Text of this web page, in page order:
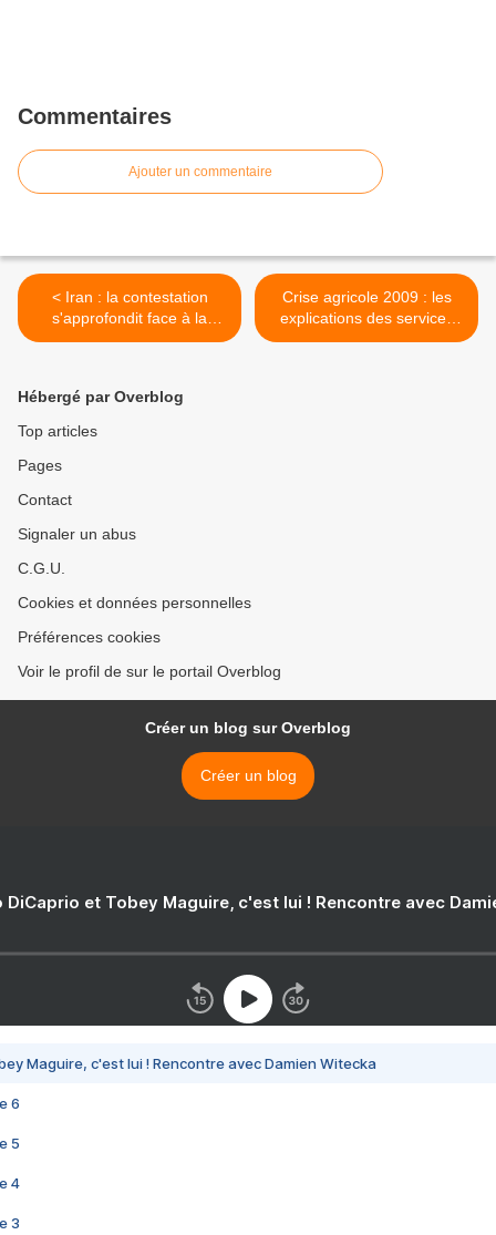
Commentaires
Ajouter un commentaire
< Iran : la contestation
s'approfondit face à la
radicalisation du pouvoir
Crise agricole 2009 : les
explications des services
économiques APCA >
Hébergé par Overblog
Top articles
Pages
Contact
Signaler un abus
C.G.U.
Cookies et données personnelles
Préférences cookies
Voir le profil de sur le portail Overblog
Créer un blog sur Overblog
Créer un blog
DiCaprio et Tobey Maguire, c'est lui ! Rencontre avec
Maguire, c'est lui ! Rencontre avec Damien Witecka
6
5
4
3